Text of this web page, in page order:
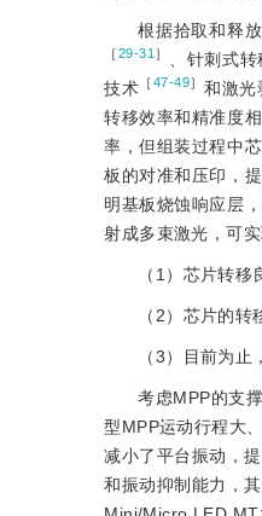
根据拾取和释
［29-31 ］ 、针刺式
技术 ［47-49］ 和激光
转移效率和精准度
率，但组装过程中
板的对准和压印，
明基板烧蚀响应层
射成多束激光，可
（1）芯片转
（2）芯片的
（3）目前为
考虑MPP的支
型MPP运动行程大
减小了平台振动，
和振动抑制能力，